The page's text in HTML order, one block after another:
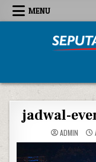
Skip to content
MENU
jadwal-
ADMIN